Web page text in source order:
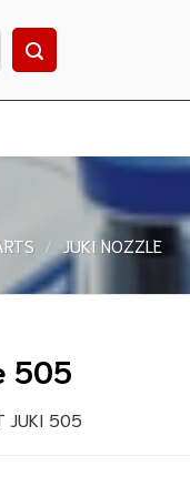
/ JUKI NOZZLE
505
JUKI 505